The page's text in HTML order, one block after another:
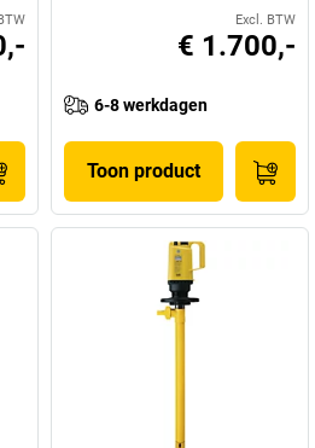
Excl. BTW
€ 1.700,-
6-8 werkdagen
Toon product